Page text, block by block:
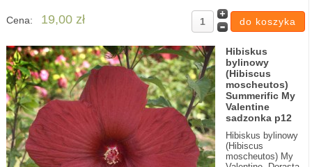
Cena: 19,00 zł
Hibiskus
bylinowy
(Hibiscus
moscheutos)
Summerific My
Valentine
sadzonka p12
Hibiskus bylinowy
(Hibiscus
moscheutos) My